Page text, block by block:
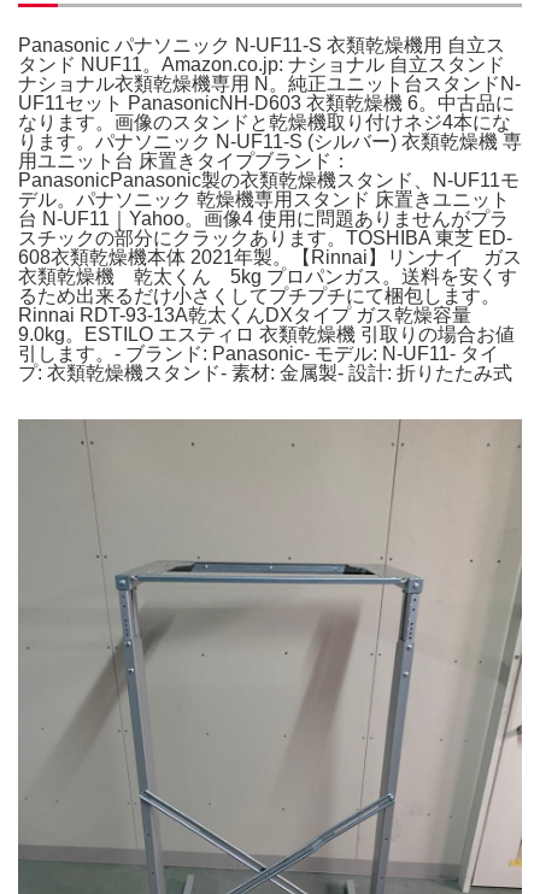
Panasonic パナソニック N-UF11-S 衣類乾燥機用 自立ス
タンド NUF11。Amazon.co.jp: ナショナル 自立スタンド
ナショナル衣類乾燥機専用 N。純正ユニット台スタンドN-
UF11セット PanasonicNH-D603 衣類乾燥機 6。中古品に
なります。画像のスタンドと乾燥機取り付けネジ4本にな
ります。パナソニック N-UF11-S (シルバー) 衣類乾燥機 専
用ユニット台 床置きタイプブランド：
PanasonicPanasonic製の衣類乾燥機スタンド、N-UF11モ
デル。パナソニック 乾燥機専用スタンド 床置きユニット
台 N-UF11｜Yahoo。画像4 使用に問題ありませんがプラ
スチックの部分にクラックあります。TOSHIBA 東芝 ED-
608衣類乾燥機本体 2021年製。【Rinnai】リンナイ ガス
衣類乾燥機 乾太くん 5kg プロパンガス。送料を安くす
るため出来るだけ小さくしてプチプチにて梱包します。
Rinnai RDT-93-13A乾太くんDXタイプ ガス乾燥容量
9.0kg。ESTILO エスティロ 衣類乾燥機 引取りの場合お値
引します。- ブランド: Panasonic- モデル: N-UF11- タイ
プ: 衣類乾燥機スタンド- 素材: 金属製- 設計: 折りたたみ式